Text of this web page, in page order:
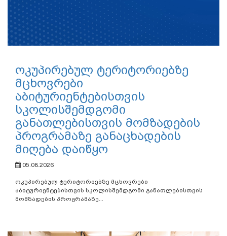
ოკუპირებულ ტერიტორიებზე
მცხოვრები
აბიტურიენტებისთვის
სკოლისშემდგომი
განათლებისთვის მომზადების
პროგრამაზე განაცხადების
მიღება დაიწყო
05.08.2026
ოკუპირებულ ტერიტორიებზე მცხოვრები
აბიტურიენტებისთვის სკოლისშემდგომი განათლებისთვის
მომზადების პროგრამაზე...